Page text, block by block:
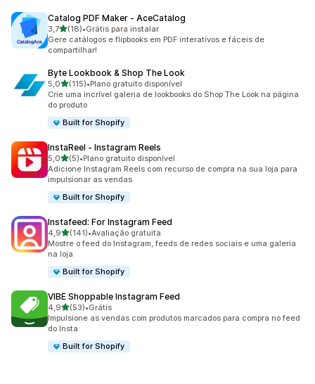
Catalog PDF Maker ‑ AceCatalog
3,7de 5 estrelas
(18)
18 avaliações ao todo
•Grátis para instalar
Gere catálogos e flipbooks em PDF interativos e fáceis de
compartilhar!
Byte Lookbook & Shop The Look
5,0de 5 estrelas
(115)
115 avaliações ao todo
•Plano gratuito disponível
Crie uma incrível galeria de lookbooks do Shop The Look na página
do produto
Built for Shopify
InstaReel ‑ Instagram Reels
5,0de 5 estrelas
(5)
5 avaliações ao todo
•Plano gratuito disponível
Adicione Instagram Reels com recurso de compra na sua loja para
impulsionar as vendas
Built for Shopify
Instafeed: For Instagram Feed
4,9de 5 estrelas
(141)
141 avaliações ao todo
•Avaliação gratuita
Mostre o feed do Instagram, feeds de redes sociais e uma galeria
na loja
Built for Shopify
VIBE Shoppable Instagram Feed
4,9de 5 estrelas
(53)
53 avaliações ao todo
•Grátis
Impulsione as vendas com produtos marcados para compra no feed
do Insta
Built for Shopify